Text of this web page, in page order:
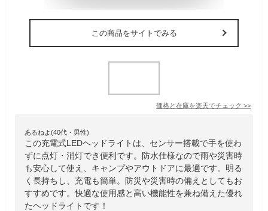
この商品をサイトでみる
価格と在庫を楽天でチェック >>
あるねよ(40代・男性)
この充電式LEDヘッドライトは、センサー搭載で手を使わ
ずに点灯・消灯でき便利です。防水仕様なので雨や災害時
も安心して使え、キャンプやアウトドアに最適です。明る
く長持ちし、充電も簡単。防災や災害時の備えとしてもお
すすめです。快適な使用感と高い機能性を兼ね備えた優れ
たヘッドライトです！